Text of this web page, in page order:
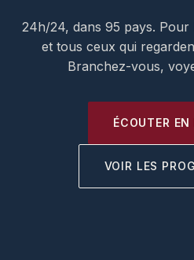
24h/24, dans 95 pays. Pour
et tous ceux qui
Branchez-vous,
ÉCOUTER EN
VOIR LES